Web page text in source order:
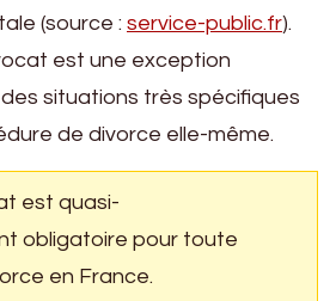
(source : service-public.fr).
est une exception
situations très spécifiques
de divorce elle-même.
est quasi-
obligatoire pour toute
en France.